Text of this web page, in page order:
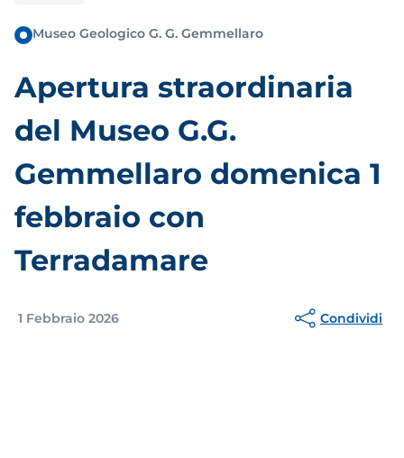
Museo Geologico G. G. Gemmellaro
Apertura straordinaria
del Museo G.G.
Gemmellaro domenica 1
febbraio con
Terradamare
1 Febbraio 2026 Condividi